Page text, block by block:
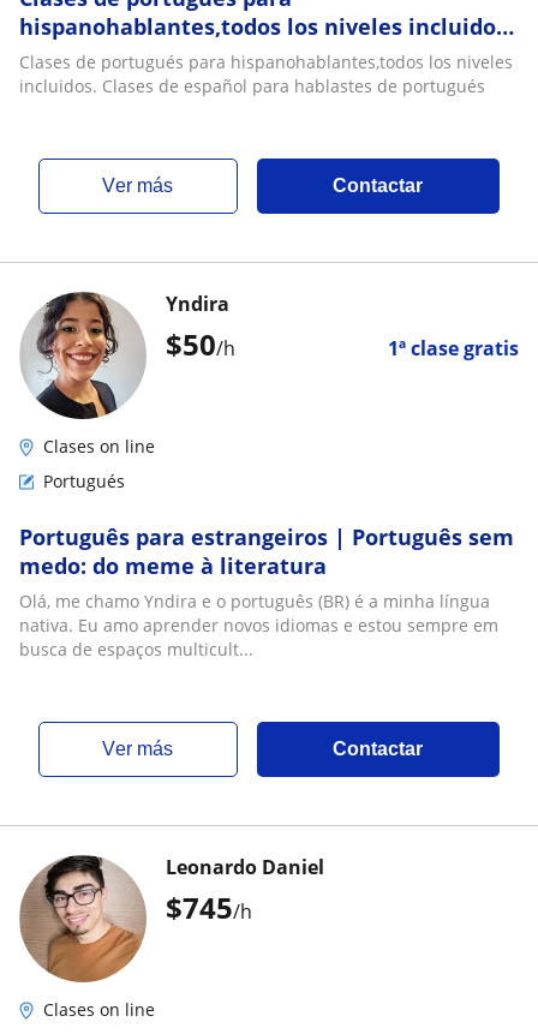
hispanohablantes,todos los niveles incluidos.
Clases de español para hablastes de
portugués
Clases de portugués para hispanohablantes,todos los niveles
incluidos. Clases de español para hablastes de portugués
ver más Contactar
$50/h 1ª clase gratis
Yndira
Clases on line
Portugués
Português para estrangeiros | Português sem
medo: do meme à literatura
Olá, me chamo Yndira e o português (BR) é a minha língua
nativa. Eu amo aprender novos idiomas e estou sempre em
busca de espaços multicult...
ver más Contactar
$745/h
Leonardo Daniel
Clases on line